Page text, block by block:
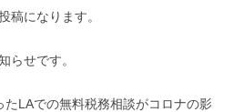
稿になります。
らせです。
LAでの無料税務相談がコロナの影